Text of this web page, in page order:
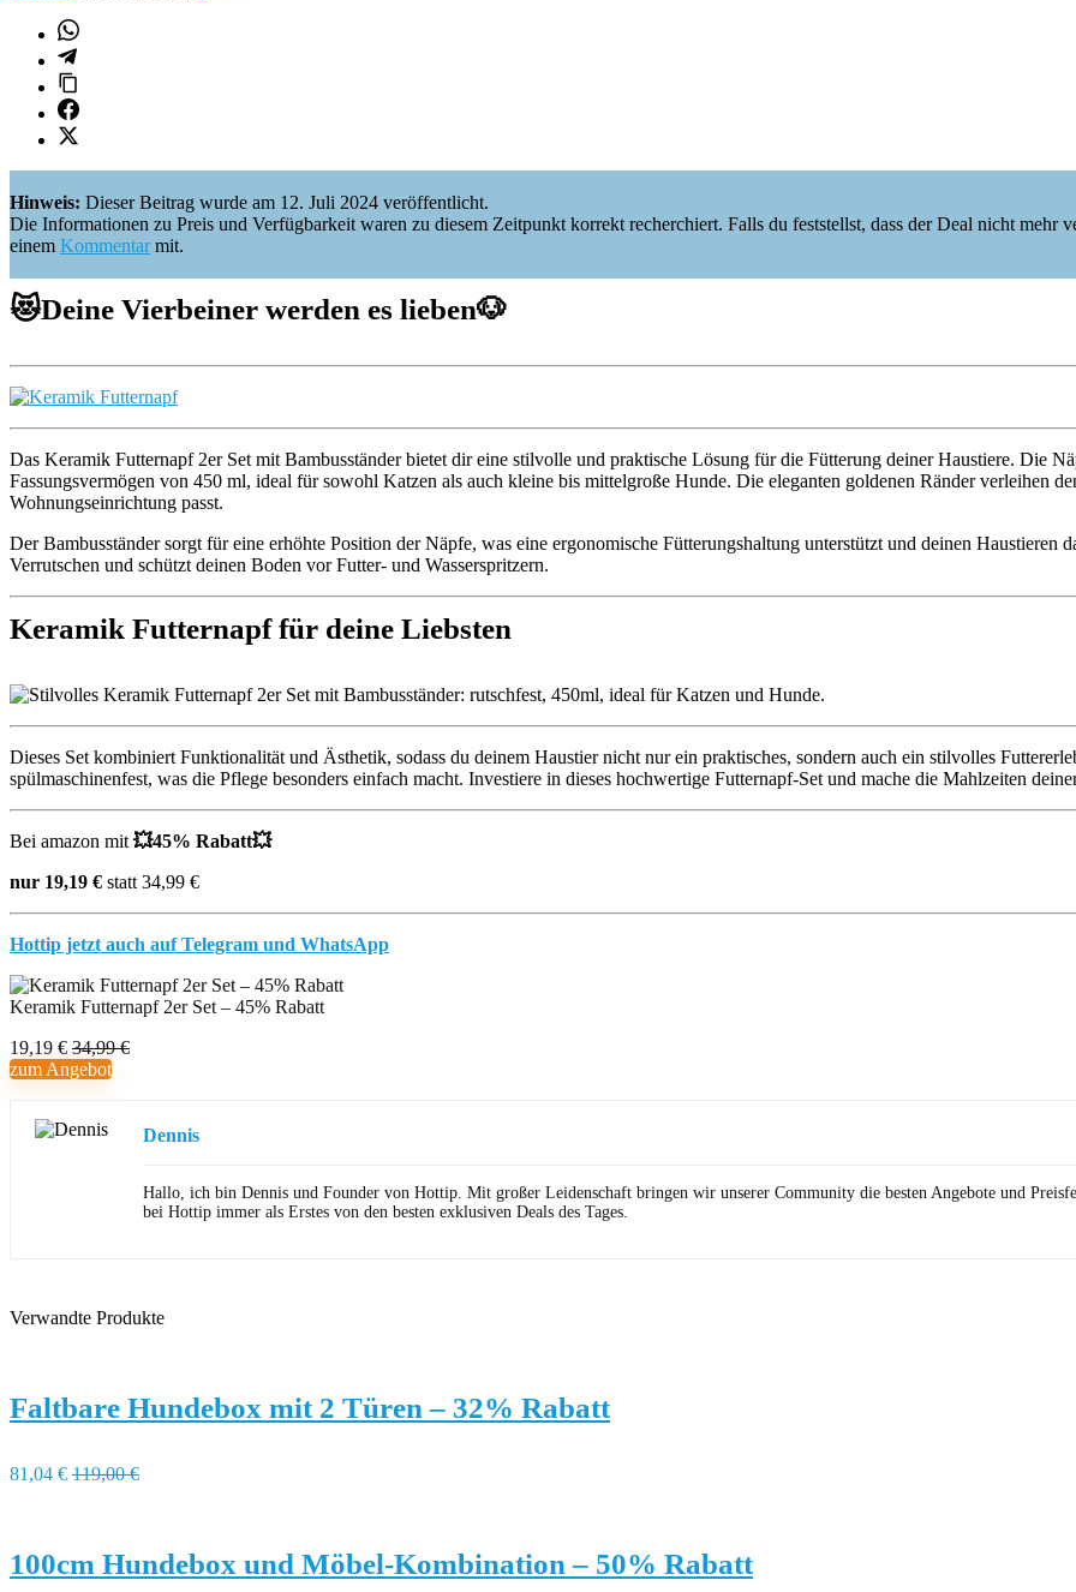
Hinweis: Dieser Beitrag wurde am 12. Juli 2024 veröffentlicht.
Die Informationen zu Preis und Verfügbarkeit waren zu diesem Zeitpunkt korrekt recherchiert. Falls du feststellst, dass der Deal nicht mehr
einem Kommentarmit.
😻Deine Vierbeiner werden es lieben🐶
Das Keramik Futternapf 2er Set mit Bambusständer bietet dir eine stilvolle und praktische Lösung für die Fütterung deiner Haustiere. Die
Fassungsvermögen von 450 ml, ideal für sowohl Katzen als auch kleine bis mittelgroße Hunde. Die eleganten goldenen Ränder verleihen
Wohnungseinrichtung passt.
Der Bambusständer sorgt für eine erhöhte Position der Näpfe, was eine ergonomische Fütterungshaltung unterstützt und deinen Haustieren
Verrutschen und schützt deinen Boden vor Futter- und Wasserspritzern.
Keramik Futternapf für deine Liebsten
Dieses Set kombiniert Funktionalität und Ästhetik, sodass du deinem Haustier nicht nur ein praktisches, sondern auch ein stilvolles
spülmaschinenfest, was die Pflege besonders einfach macht. Investiere in dieses hochwertige Futternapf-Set und mache die Mahlzeiten
Bei amazon mit 💥45% Rabatt💥
nur 19,19 € statt 34,99 €
Hottip jetzt auch auf Telegram und WhatsApp
Keramik Futternapf 2er Set – 45% Rabatt
19,19 € 34,99 €
zum Angebot
Dennis
Hallo, ich bin Dennis und Founder von Hottip. Mit großer Leidenschaft bringen wir unserer Community die besten Angebote und
bei Hottip immer als Erstes von den besten exklusiven Deals des Tages.
Verwandte Produkte
Faltbare Hundebox mit 2 Türen – 32% Rabatt
81,04 € 119,00 €
100cm Hundebox und Möbel-Kombination – 50% Rabatt